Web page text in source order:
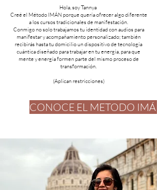
Hola, soy Tannya
Creé el Método IMÁN porque quería ofrecer algo diferente
a los cursos tradicionales de manifestación.
Conmigo no solo trabajamos tu identidad con audios para
manifestar y acompañamiento personalizado; también
recibirás hasta tu domicilio un dispositivo de tecnología
cuántica diseñado para trabajar en tu energía, para que
mente y energía formen parte del mismo proceso de
transformación.
(Aplican restricciones)
CONOCE EL METODO IMÁN